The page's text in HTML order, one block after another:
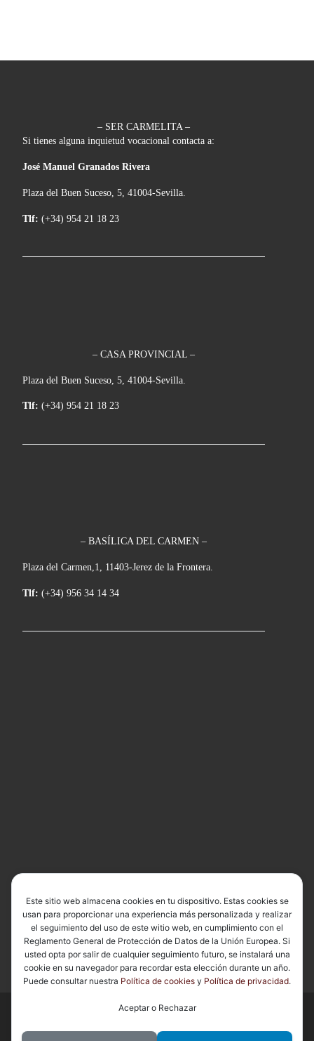
– SER CARMELITA –
Si tienes alguna inquietud vocacional contacta a:
José Manuel Granados Rivera
Plaza del Buen Suceso, 5, 41004-Sevilla.
Tlf: (+34) 954 21 18 23
– CASA PROVINCIAL –
Plaza del Buen Suceso, 5, 41004-Sevilla.
Tlf: (+34) 954 21 18 23
– BASÍLICA DEL CARMEN –
Plaza del Carmen,1, 11403-Jerez de la Frontera.
Tlf: (+34) 956 34 14 34
Basílica de Nuestra Señora del Carmen Coronada
los derechos reservados
Este sitio web almacena cookies en tu dispositivo. Estas cookies se
usan para proporcionar una experiencia más personalizada y realizar
el seguimiento del uso de este witio web, en cumplimiento con el
Reglamento General de Protección de Datos de la Unión Europea. Si
usted opta por salir de cualquier seguimiento futuro, se instalará una
cookie en su navegador para recordar esta elección durante un año.
Puede consultar nuestra Política de cookies y Política de privacidad.
Aceptar o Rechazar